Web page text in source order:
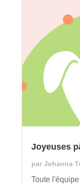
Joyeuses
par Johanna
Toute